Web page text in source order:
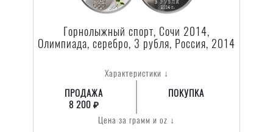
Горнолыжный спорт, Сочи 2014,
Олимпиада, серебро, 3 рубля, Россия, 2014
Характеристики ↓
ПРОДАЖА
8 200 ₽
ПОКУПКА
Цена за грамм и oz ↓